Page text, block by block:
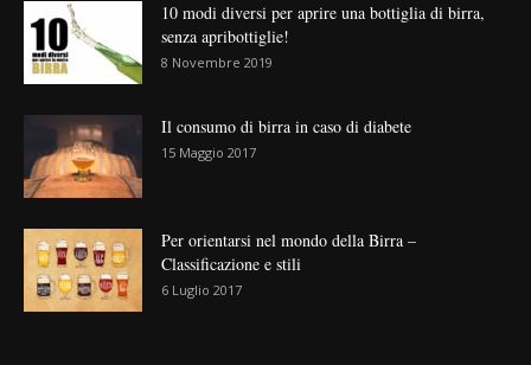
10 modi diversi per aprire una bottiglia di birra,
senza apribottiglie!
8 Novembre 2019
Il consumo di birra in caso di diabete
15 Maggio 2017
Per orientarsi nel mondo della Birra –
Classificazione e stili
6 Luglio 2017